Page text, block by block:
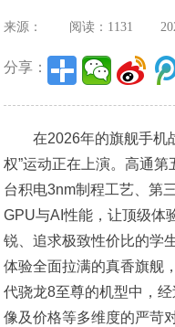
来源： 阅读：1131
分享：
在2026年的旗舰手机
权”运动正在上演。高通
台积电3nm制程工艺、第
GPU与AI性能，让顶级体
锐、追求极致性价比的学
体验全面拉满的真香旗舰
代骁龙8至尊的机型中，
像及价格等多维度的严苛